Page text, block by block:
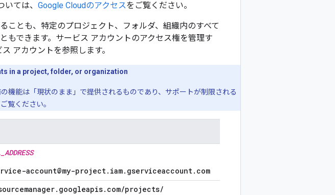
ては、 Google Cloudのアクセスをご覧ください。
ことも、特定のプロジェクト、フォルダ、組織内のすべて
もできます。サービス アカウントのアクセス権を管理す
アカウントを参照します。
in a project, folder, or organization
機能は「現状のまま」で提供されるものであり、サポートが制限される
覧ください。
account@my-project.iam.gserviceaccount.com
projects/